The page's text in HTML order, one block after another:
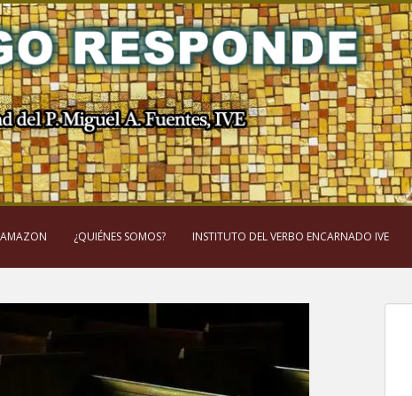
¿QUIÉNES SOMOS? INSTITUTO DEL VERBO ENCARNADO IVE